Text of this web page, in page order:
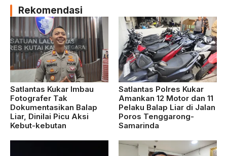
Rekomendasi
Satlantas Kukar Imbau
Fotografer Tak
Dokumentasikan Balap
Liar, Dinilai Picu Aksi
Kebut-kebutan
Satlantas Polres Kukar
Amankan 12 Motor dan 11
Pelaku Balap Liar di Jalan
Poros Tenggarong-
Samarinda